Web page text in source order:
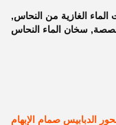
الماء الغازية من النحاس,
, سخان الماء النحاس
الدبابيس صمام الإبهام